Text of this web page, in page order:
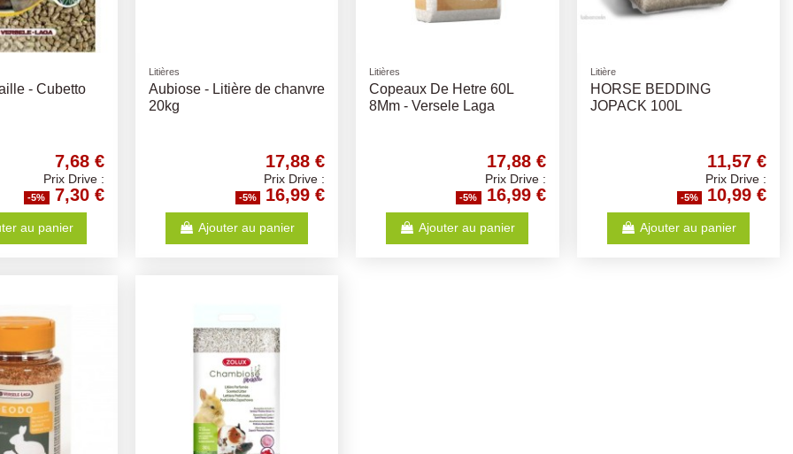
- Cubetto
7,68 €
Prix Drive :
-5% 7,30 €
au panier
Litières
Aubiose - Litière de chanvre
20kg
17,88 €
Prix Drive :
-5% 16,99 €
Ajouter au panier
Litières
Copeaux De Hetre 60L
8Mm - Versele Laga
17,88 €
Prix Drive :
-5% 16,99 €
Ajouter au panier
Litière
HORSE BEDDING
JOPACK 100L
11,57 €
Prix Drive :
-5% 10,99 €
Ajouter au panier